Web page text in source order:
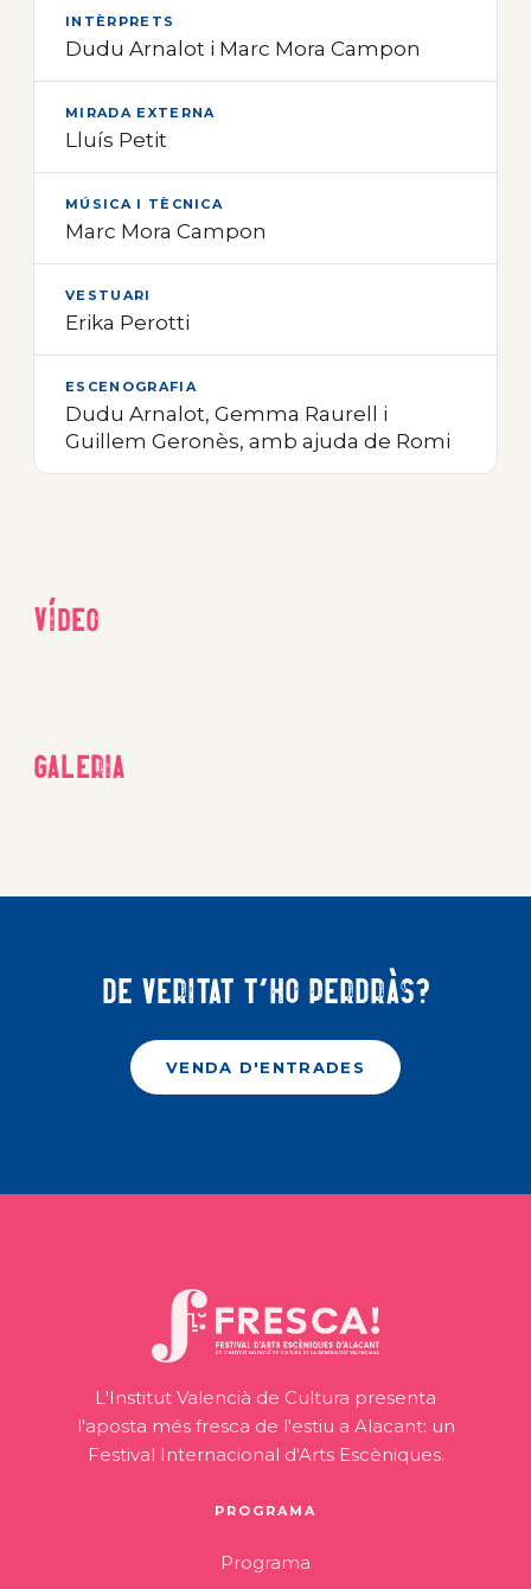
INTÈRPRETS
Dudu Arnalot i Marc Mora Campon
MIRADA EXTERNA
Lluís Petit
MÚSICA I TÈCNICA
Marc Mora Campon
VESTUARI
Erika Perotti
ESCENOGRAFIA
Dudu Arnalot, Gemma Raurell i
Guillem Geronès, amb ajuda de Romi
Vídeo
Galeria
De veritat t'ho perdràs?
VENDA D'ENTRADES
L'Institut Valencià de Cultura presenta
l'aposta més fresca de l'estiu a Alacant: un
Festival Internacional d'Arts Escèniques.
PROGRAMA
Programa